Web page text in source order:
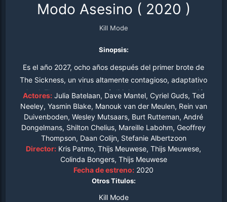
Modo Asesino ( 2020 )
Kill Mode
Sinopsis:
Es el año 2027, ocho años después del primer brote de
The Sickness, un virus altamente contagioso, adaptativo
y letal. El mundo ahora está dirigido por una corporación
farmacéutica llamada The Company, que distribuye un
tratamiento para el virus pero cobra un alto precio por
ello, lo que pone a la mayoría de las personas en un
estado de pobreza y dependencia.
Actores: Julia Batelaan, Dave Mantel, Cyriel Guds, Ted
Neeley, Yasmin Blake, Manouk van der Meulen, Rein van
Duivenboden, Wesley Mutsaars, Burt Rutteman, André
Dongelmans, Shilton Chelius, Mareille Labohm, Geoffrey
Thompson, Daan Colijn, Stefanie Albertzoon
Director: Kris Patmo, Thijs Meuwese, Thijs Meuwese,
Colinda Bongers, Thijs Meuwese
Fecha de estreno: 2020
Otros Titulos:
Kill Mode